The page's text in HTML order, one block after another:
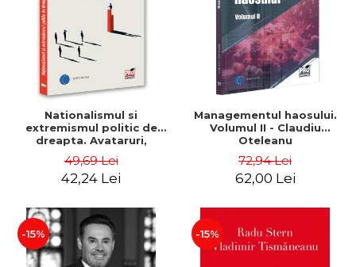
Nationalismul si
extremismul politic de
dreapta. Avataruri,
Daniel Dragulin, Mihai Milca
49,69 Lei
42,24 Lei
Managementul haosului.
Volumul II - Claudiu
Oteleanu
72,94 Lei
62,00 Lei
-15% -15%